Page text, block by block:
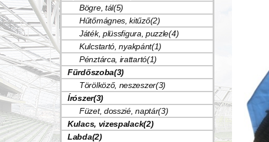
Bögre, tál(5)
Hűtőmágnes, kitűző(2)
Játék, plüssfigura, puzzle(4)
Kulcstartó, nyakpánt(1)
Pénztárca, irattartó(1)
Fürdőszoba(3)
Törölköző, neszeszer(3)
Írószer(3)
Füzet, dosszié, naptár(3)
Kulacs, vizespalack(2)
Labda(2)